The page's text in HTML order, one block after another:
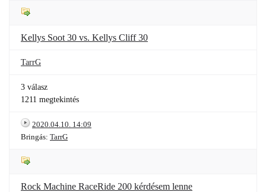
Kellys Soot 30 vs. Kellys Cliff 30
TarrG
3 válasz
1211 megtekintés
2020.04.10. 14:09
Bringás: TarrG
Rock Machine RaceRide 200 kérdésem lenne